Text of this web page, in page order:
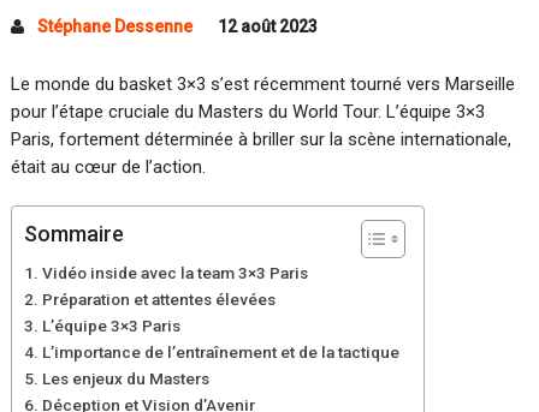
Stéphane Dessenne 12 août 2023
Le monde du basket 3×3 s’est récemment tourné vers Marseille
pour l’étape cruciale du Masters du World Tour. L’équipe 3×3
Paris, fortement déterminée à briller sur la scène internationale,
était au cœur de l’action.
Sommaire
Vidéo inside avec la team 3×3 Paris
Préparation et attentes élevées
L’équipe 3×3 Paris
L’importance de l’entraînement et de la tactique
Les enjeux du Masters
Déception et Vision d’Avenir